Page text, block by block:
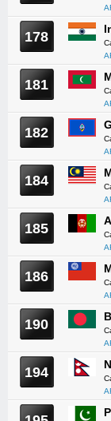
178
181
182
184
185
186
190
194